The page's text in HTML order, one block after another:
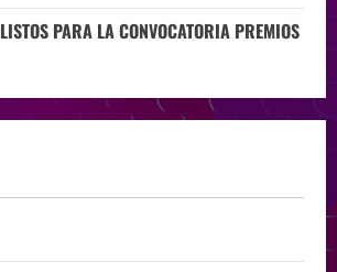
LISTOS PARA LA CONVOCATORIA PREMIOS